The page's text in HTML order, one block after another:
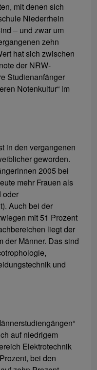
mit denen sich
Niederrhein
– und zwar um
zehn
hat sich zwischen
der NRW-
Studienanfänger
Notenkultur“ im
in den vergangenen
geworden.
2005 bei
mehr Frauen als
oder
Auch bei der
mit 51 Prozent
liegt der
der Männer. Das sind
und
auf niedrigem
Elektrotechnik
bei den